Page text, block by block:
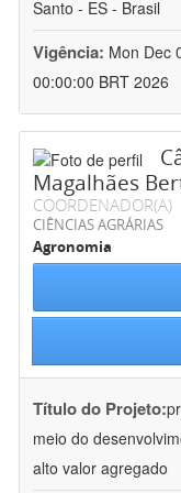
Santo - ES - Brasil
Vigência: Mon Dec
00:00:00 BRT 2026
Magalhães
COORDENADOR(A)
CIÊNCIAS AGRÁRIAS
Agronomia
Título do Projeto:
meio do
alto valor agregado